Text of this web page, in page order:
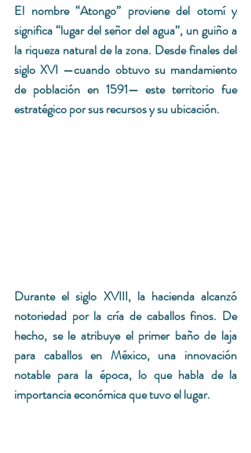
El nombre “Atongo” proviene del otomí y
significa “lugar del señor del agua”, un guiño a
la riqueza natural de la zona. Desde finales del
siglo XVI —cuando obtuvo su mandamiento
de población en 1591— este territorio fue
estratégico por sus recursos y su ubicación.
Durante el siglo XVIII, la hacienda alcanzó
notoriedad por la cría de caballos finos. De
hecho, se le atribuye el primer baño de laja
para caballos en México, una innovación
notable para la época, lo que habla de la
importancia económica que tuvo el lugar.